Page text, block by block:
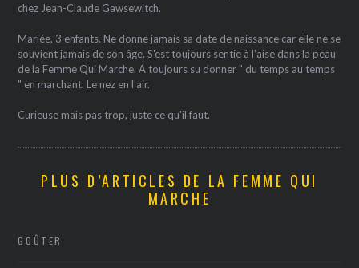
chez Jean-Claude Gawsewitch.
Mariée, 3 enfants. Ne donne jamais sa date de naissance car elle ne se
souvient jamais de son âge. S'est toujours sentie à l'aise dans la peau
de la Femme Qui Marche. A toujours su donner " du temps au temps
" en marchant. Le nez en l'air.
Curieuse mais pas trop, juste ce qu'il faut.
PLUS D’ARTICLES DE LA FEMME QUI
MARCHE
GOÛTER